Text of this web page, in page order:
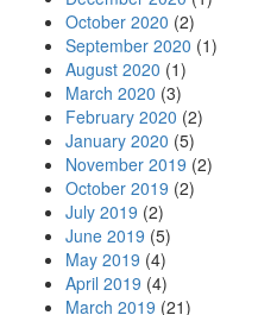
October 2020 (2)
September 2020 (1)
August 2020 (1)
March 2020 (3)
February 2020 (2)
January 2020 (5)
November 2019 (2)
October 2019 (2)
July 2019 (2)
June 2019 (5)
May 2019 (4)
April 2019 (4)
March 2019 (21)